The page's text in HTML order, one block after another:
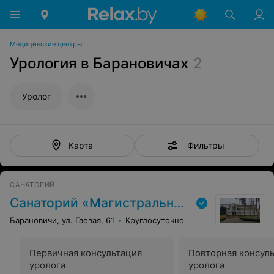
Медицинские центры
Урология в Барановичах 2
Уролог
Карта Фильтры
САНАТОРИЙ
Санаторий «Магистральный»
Барановичи, ул. Гаевая, 61 Круглосуточно
Первичная консультация
уролога
Повторная
уролога